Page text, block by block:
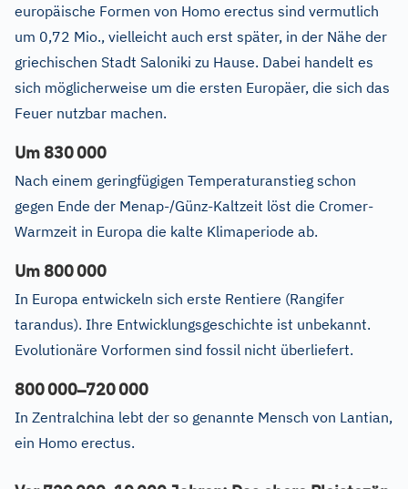
europäische Formen von Homo erectus sind vermutlich
um 0,72 Mio., vielleicht auch erst später, in der Nähe der
griechischen Stadt Saloniki zu Hause. Dabei handelt es
sich möglicherweise um die ersten Europäer, die sich das
Feuer nutzbar machen.
Um 830000
Nach einem geringfügigen Temperaturanstieg schon
gegen Ende der Menap-/Günz-Kaltzeit löst die Cromer-
Warmzeit in Europa die kalte Klimaperiode ab.
Um 800000
In Europa entwickeln sich erste Rentiere (Rangifer
tarandus). Ihre Entwicklungsgeschichte ist unbekannt.
Evolutionäre Vorformen sind fossil nicht überliefert.
800000–720000
In Zentralchina lebt der so genannte Mensch von Lantian,
ein Homo erectus.